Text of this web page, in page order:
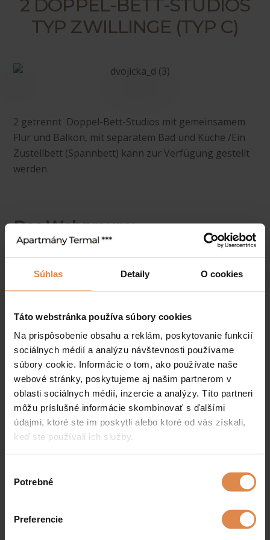
Súhlas Detaily O cookies
Táto webstránka používa súbory cookies
Na prispôsobenie obsahu a reklám, poskytovanie funkcií
sociálnych médií a analýzu návštevnosti používame
súbory cookie. Informácie o tom, ako používate naše
webové stránky, poskytujeme aj našim partnerom v
oblasti sociálnych médií, inzercie a analýzy. Títo partneri
môžu príslušné informácie skombinovať s ďalšími
údajmi, ktoré ste im poskytli alebo ktoré od vás získali,
keď ste používali ich služby.
Potrebné
Preferencie
2 DOPPEL-BETT-STUDIOS
TYP ZWILLINGE (TYP C)
2 getrennt Doppel-Bett-Studios mit gemeinsamem
Flur und Balkon, mit separatem Bad und Küche /Ein
Zustellbett (Spannbett) kann zur Verfügung gestellt
werden
Das Wohnraum:
ein LCD-Fernseher,
ein Tisch + Stühle,
ein Balkon
Die Küchenecke mit einer
eingerichteten Anbauküche:
elektrischer Herd,